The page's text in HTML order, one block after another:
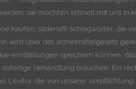
sie möchten schnell mit uns in
kaufen, sildenafil schlagwörter, die
wird über das arzneimittelgesetz
einstellungen speichern können,
sofortige behandlung brauchen. Ein
Levitra, die von unserer